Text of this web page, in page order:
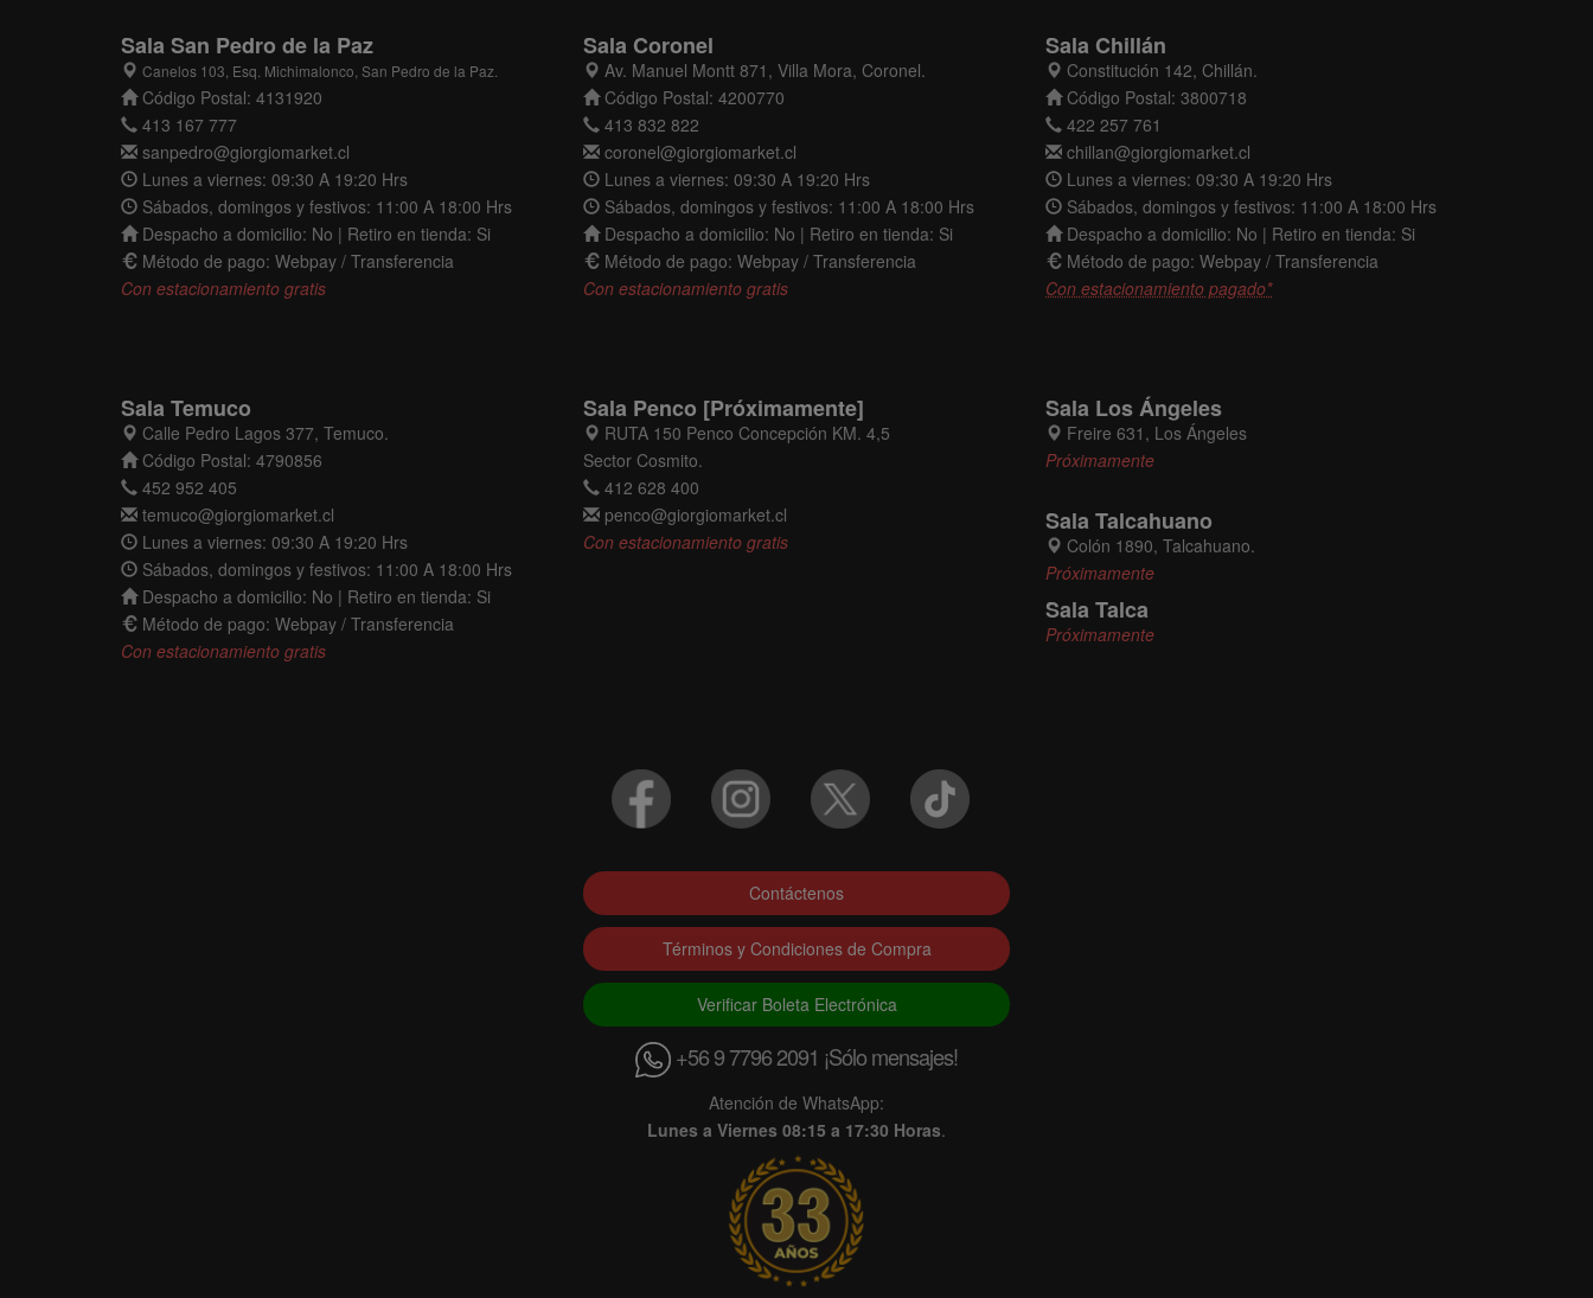
Sala San Pedro de la Paz
Canelos 103, Esq. Michimalonco, San Pedro de la Paz.
Código Postal: 4131920
413 167 777
sanpedro@giorgiomarket.cl
Lunes a viernes: 09:30 A 19:20 Hrs
Sábados, domingos y festivos: 11:00 A 18:00 Hrs
Despacho a domicilio: No | Retiro en tienda: Si
Método de pago: Webpay / Transferencia
Con estacionamiento gratis
Sala Coronel
Av. Manuel Montt 871, Villa Mora, Coronel.
Código Postal: 4200770
413 832 822
coronel@giorgiomarket.cl
Lunes a viernes: 09:30 A 19:20 Hrs
Sábados, domingos y festivos: 11:00 A 18:00 Hrs
Despacho a domicilio: No | Retiro en tienda: Si
Método de pago: Webpay / Transferencia
Con estacionamiento gratis
Sala Chillán
Constitución 142, Chillán.
Código Postal: 3800718
422 257 761
chillan@giorgiomarket.cl
Lunes a viernes: 09:30 A 19:20 Hrs
Sábados, domingos y festivos: 11:00 A 18:00 Hrs
Despacho a domicilio: No | Retiro en tienda: Si
Método de pago: Webpay / Transferencia
Con estacionamiento pagado*
Sala Temuco
Calle Pedro Lagos 377, Temuco.
Código Postal: 4790856
452 952 405
temuco@giorgiomarket.cl
Lunes a viernes: 09:30 A 19:20 Hrs
Sábados, domingos y festivos: 11:00 A 18:00 Hrs
Despacho a domicilio: No | Retiro en tienda: Si
Método de pago: Webpay / Transferencia
Con estacionamiento gratis
Sala Penco [Próximamente]
RUTA 150 Penco Concepción KM. 4,5
Sector Cosmito.
412 628 400
penco@giorgiomarket.cl
Con estacionamiento gratis
Sala Los Ángeles
Freire 631, Los Ángeles
Próximamente
Sala Talcahuano
Colón 1890, Talcahuano.
Próximamente
Sala Talca
Próximamente
Contáctenos
Términos y Condiciones de Compra
Verificar Boleta Electrónica
+56 9 7796 2091 ¡Sólo mensajes!
Atención de WhatsApp:
Lunes a Viernes 08:15 a 17:30 Horas.